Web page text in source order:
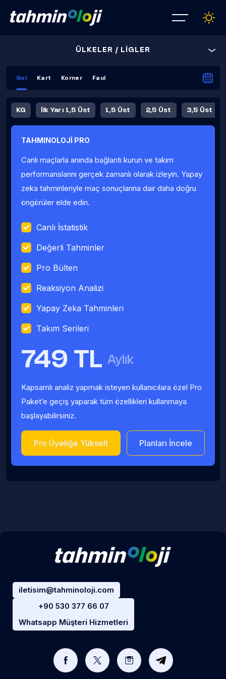
ÜLKELER / LİGLER
Gol Kart Korner Faul
KG İlk Yarı 1,5 Üst 1,5 Üst 2,5 Üst 3,5 Üst
Fauller Ortalama
TAHMINOLOJİ PRO
Canlı maçlarla anında bağlantı kurun ve takım
performanslarını gerçek zamanlı olarak izleyin. Yapay
zeka tahminleriyle maç sonuçlarına dair daha doğru
öngörüler elde edin.
Canlı İstatistik
Değerli Tahminler
Pro Bülten
Reaksiyon Analizi
Yapay Zeka Tahminleri
Takım Serileri
749 TL Aylık
Kapsamlı analiz yapmak isteyen kullanıcılara özel Pro
Paket’e geçiş yaparak tüm özellikleri kullanmaya
başlayabilirsiniz.
Pro Üyeliğe Yükselt Planları İncele
iletisim@tahminoloji.com
+90 530 377 66 07
Whatsapp Müşteri Hizmetleri